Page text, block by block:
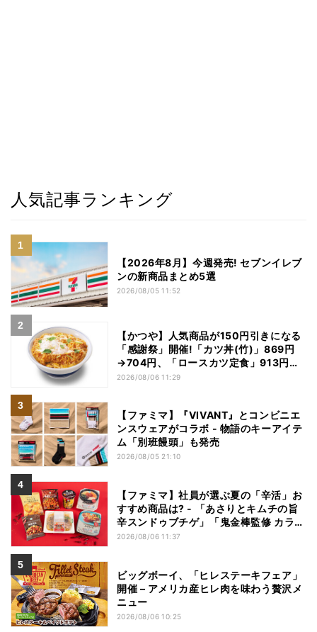
人気記事ランキング
【2026年8月】今週発売! セブンイレブ
ンの新商品まとめ5選
2026/08/05 11:52
【かつや】人気商品が150円引きになる
「感謝祭」開催!「カツ丼(竹)」869円
→704円、「ロースカツ定食」913円
→748円に - 8日間限定
2026/08/06 11:29
【ファミマ】『VIVANT』とコンビニエ
ンスウェアがコラボ - 物語のキーアイテ
ム「別班饅頭」も発売
2026/08/05 21:10
【ファミマ】社員が選ぶ夏の「辛活」お
すすめ商品は? - 「あさりとキムチの旨
辛スンドゥブチゲ」「鬼金棒監修 カラシ
ビ焼き味噌らー麺」「辛さがやみつき!
2026/08/06 11:37
ビッグボーイ、「ヒレステーキフェア」
開催 – アメリカ産ヒレ肉を味わう贅沢メ
ニュー
2026/08/06 10:25